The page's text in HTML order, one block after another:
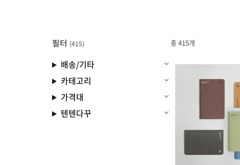
필터 (415)
배송/기타
카테고리
가격대
텐텐다꾸
총 415개